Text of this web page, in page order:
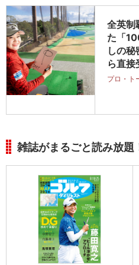
全英制
た「
しの
ら直
プロ・ト
雑誌がまるごと読み放題